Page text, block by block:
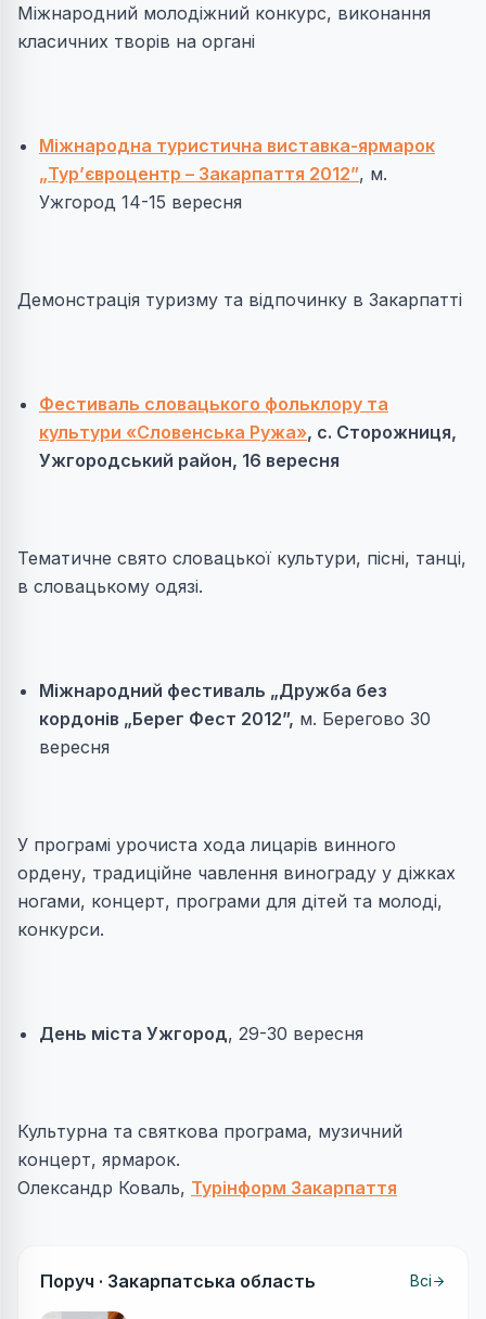
Міжнародний молодіжний конкурс, виконання
класичних творів на органі
Міжнародна туристична виставка-ярмарок
„Тур’євроцентр – Закарпаття 2012”, м.
Ужгород 14-15 вересня
Демонстрація туризму та відпочинку в Закарпатті
Фестиваль словацького фольклору та
культури «Словенська Ружа», с. Сторожниця,
Ужгородський район, 16 вересня
Тематичне свято словацької культури, пісні, танці,
в словацькому одязі.
Міжнародний фестиваль „Дружба без
кордонів „Берег Фест 2012”, м. Берегово 30
вересня
У програмі урочиста хода лицарів винного
ордену, традиційне чавлення винограду у діжках
ногами, концерт, програми для дітей та молоді,
конкурси.
День міста Ужгород, 29-30 вересня
Культурна та святкова програма, музичний
концерт, ярмарок.
Олександр Коваль, Турінформ Закарпаття
Поруч · Закарпатська область Всі